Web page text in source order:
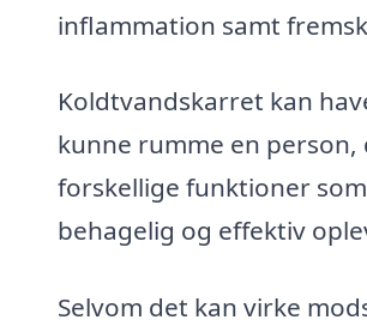
inflammation samt
Koldtvandskarret kan
kunne rumme en
forskellige funktioner
behagelig og effektiv
Selvom det kan virke